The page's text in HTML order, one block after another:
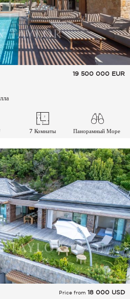
19 500 000 EUR
7 Комнаты Панорамный Море
Price from 18 000 USD